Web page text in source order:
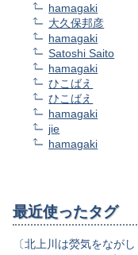
hamagaki
大久保邦彦
hamagaki
Satoshi Saito
hamagaki
ひこばえ
ひこばえ
hamagaki
jie
hamagaki
最近使ったタグ
〔北上川は熒気をながし